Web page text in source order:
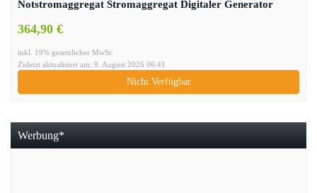
Notstromaggregat Stromaggregat Digitaler Generator
364,90 €
inkl. 19% gesetzlicher MwSt.
Zuletzt aktualisiert am: 9. August 2026 06:41
Nicht Verfügbar
Werbung*